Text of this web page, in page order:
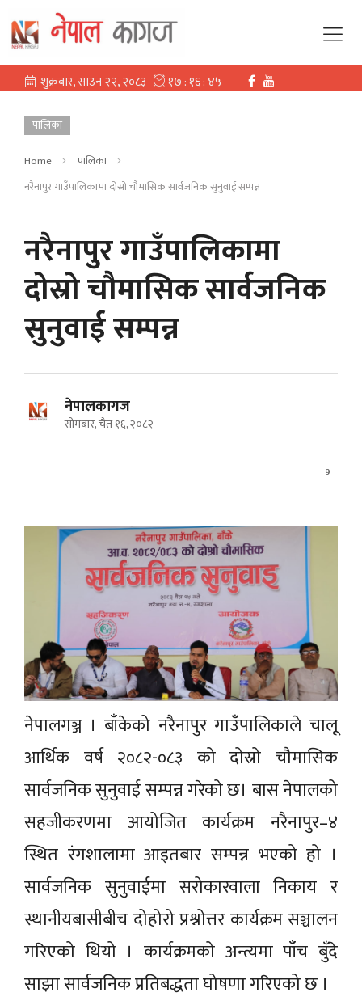
पालिका
Home
पालिका
नरैनापुर गाउँपालिकामा दोस्रो चौमासिक सार्वजनिक सुनुवाई सम्पन्न
नरैनापुर गाउँपालिकामा
दोस्रो चौमासिक सार्वजनिक
सुनुवाई सम्पन्न
नेपालकागज
सोमबार, चैत १६, २०८२
9
नेपालगञ्ज । बाँकेको नरैनापुर गाउँपालिकाले चालू
आर्थिक वर्ष २०८२-०८३ को दोस्रो चौमासिक
सार्वजनिक सुनुवाई सम्पन्न गरेको छ। बास नेपालको
सहजीकरणमा आयोजित कार्यक्रम नरैनापुर–४
स्थित रंगशालामा आइतबार सम्पन्न भएको हो ।
सार्वजनिक सुनुवाईमा सरोकारवाला निकाय र
स्थानीयबासीबीच दोहोरो प्रश्नोत्तर कार्यक्रम सञ्चालन
गरिएको थियो । कार्यक्रमको अन्त्यमा पाँच बुँदे
साझा सार्वजनिक प्रतिबद्धता घोषणा गरिएको छ ।